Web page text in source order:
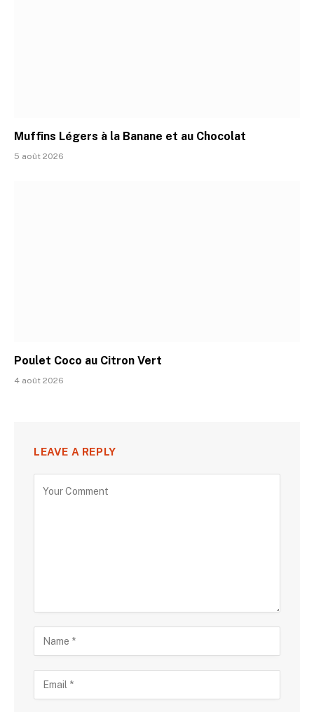
Muffins Légers à la Banane et au Chocolat
5 août 2026
Poulet Coco au Citron Vert
4 août 2026
LEAVE A REPLY